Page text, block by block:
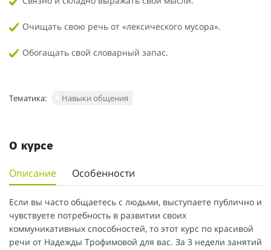
Очищать свою речь от «лексического мусора».
Обогащать свой словарный запас.
Тематика: Навыки общения
О курсе
Описание Особенности
Если вы часто общаетесь с людьми, выступаете публично и
чувствуете потребность в развитии своих
коммуникативных способностей, то этот курс по красивой
речи от Надежды Трофимовой для вас. За 3 недели занятий